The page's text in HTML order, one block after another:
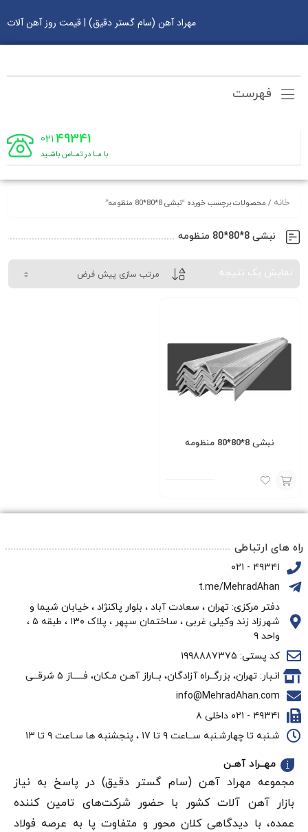
مهراد آهن (سام گستر دقیق) | قیمت روز آهن آلات
فهرست
49341
021
با مـا در تمـاس باشـید
خانه / محصولات برچسب خورده “نبشی 8*80*80 منظومه”
نبشی 8*80*80 منظومه
نمایش یک نتیجه
نبشی 8*80*80 منظومه
سبد
راه های ارتباطی
۴۹۳۴۱ - ۰۲۱
t.me/MehradAhan
دفتر مرکزی: تهران ، سعادت آباد ، بلوار پاکنژاد ، خیابان شیما و
شهرزاد زند وکیلی غربی ، ساختمان سپهر ، پلاک ۱۳۰ ، طبقه ۵ ،
واحد ۹
کد پستی: ۱۹۹۸۸۸۷۳۷۵
انـبار: تهران، بزرگــراه آزادگان، بــاراز آهـن مـکان، فـــــاز ۵ شرقــی
info@MehradAhan.com
۴۹۳۴۱ - ۰۲۱ داخلی ۸
شـنبه تا چهارشـنبه ســاعت ۹ تا ۱۷ ، پنجشنبه ها سـاعت ۹ تا ۱۳
مهــراد آهـن
مجموعه مهراد آهن (سام گستر دقيق) در پاسخ به نیاز
بازار آهن‌ آلات کشور با حضور شرکت‌های تامین کننده
عمده، با دیدگاهی کلان محور و متفاوت پا به عرصه فولاد